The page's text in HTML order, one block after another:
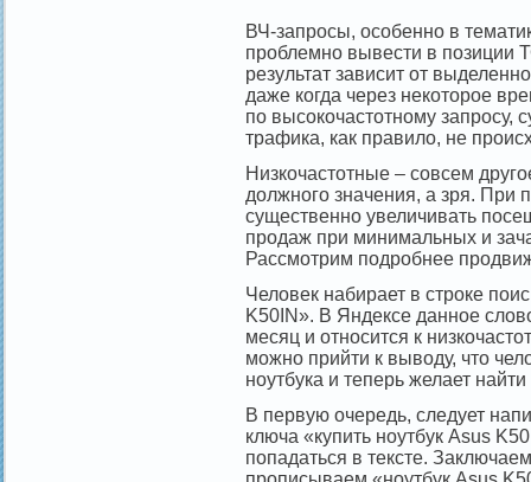
ВЧ-запросы, особенно в
проблемно вывести в позиции
результат зависит от
даже когда через некоторое
по высокочастотному запросу,
трафика, как правило, не
Низкочастотные – совсем
должного значения, а зря. При
существенно увеличивать
продаж при минимальных и
Рассмотрим подробнее
Человек набирает в строке
K50IN». В Яндексе данное
месяц и относится к
можно прийти к выводу, что
ноутбука и теперь желает
В первую очередь, следует
ключа «купить ноутбук Asus
попадаться в тексте.